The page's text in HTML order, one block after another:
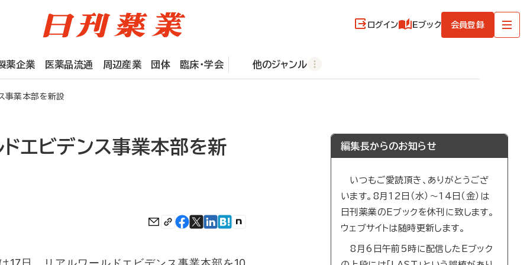
ログイン Eブック 会員登録
薬企業 医薬品流通 周辺産業 団体 臨床・学会 他のジャンル
事業本部を新設
エビデンス事業本部を新 編集長からのお知らせ
いつもご愛読頂き、ありがとうござ
います。8月12日（水）～14日（金）は
日刊薬業のEブックを休刊に致します。
ウェブサイトは随時更新します。
8月6日午前5時に配信したEブック